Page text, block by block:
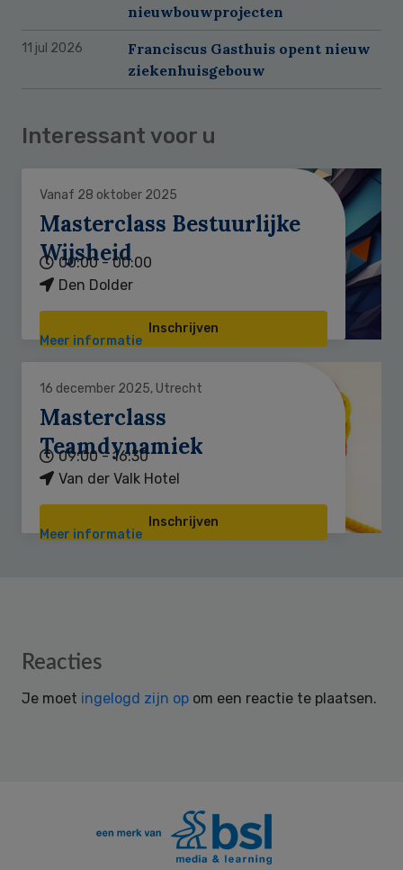
nieuwbouwprojecten
11 jul 2026
Franciscus Gasthuis opent nieuw
ziekenhuisgebouw
Interessant voor u
Vanaf 28 oktober 2025
Masterclass Bestuurlijke
Wijsheid
00:00 - 00:00
Den Dolder
Inschrijven
Meer informatie
16 december 2025, Utrecht
Masterclass
Teamdynamiek
09:00 - 16:30
Van der Valk Hotel
Inschrijven
Meer informatie
Reader
Reacties
Je moet ingelogd zijn op om een reactie te plaatsen.